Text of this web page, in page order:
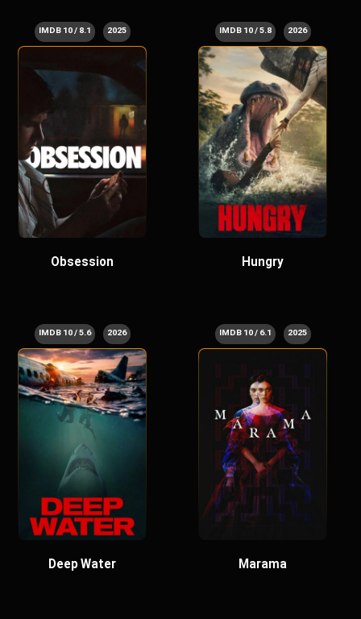
2026
5.8 / 10 IMDB
Hungry
2025
8.1 / 10 IMDB
Obsession
2025
6.1 / 10 IMDB
Marama
2026
5.6 / 10 IMDB
Deep Water